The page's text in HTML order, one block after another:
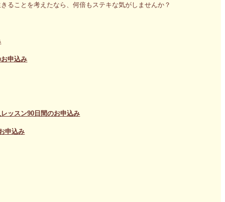
ることを考えたなら、何倍もステキな気がしませんか？
申込み
ッスン90日間のお申込み
申込み